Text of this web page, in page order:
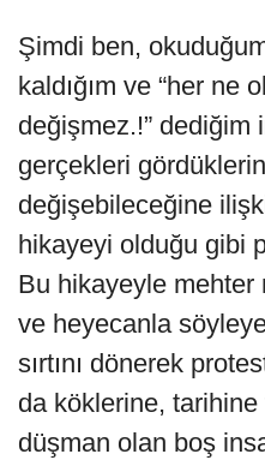
Şimdi ben,
kaldığım ve “her ne
değişmez.!” dediğim
gerçekleri
değişebileceğine
hikayeyi olduğu gibi
Bu hikayeyle mehter
ve heyecanla
sırtını dönerek
da köklerine, tarihine
düşman olan boş